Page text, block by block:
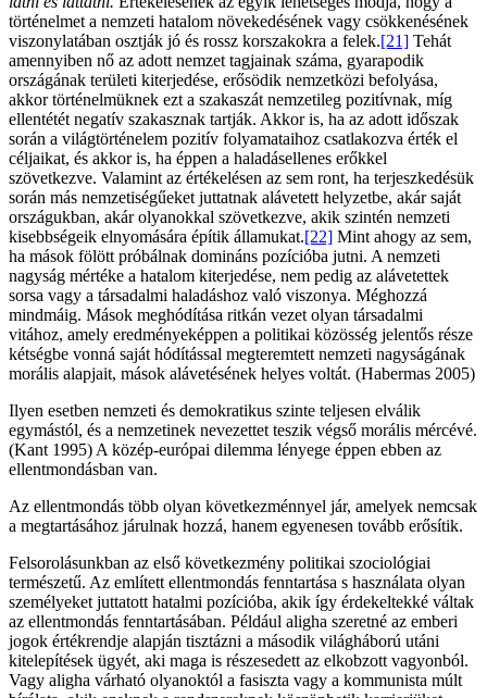
történelmet a nemzeti hatalom növekedésének vagy csökkenésének
viszonylatában osztják jó és rossz korszakokra a felek.[21] Tehát
amennyiben nő az adott nemzet tagjainak száma, gyarapodik
országának területi kiterjedése, erősödik nemzetközi befolyása,
akkor történelmüknek ezt a szakaszát nemzetileg pozitívnak, míg
ellentétét negatív szakasznak tartják. Akkor is, ha az adott időszak
során a világtörténelem pozitív folyamataihoz csatlakozva érték el
céljaikat, és akkor is, ha éppen a haladásellenes erőkkel
szövetkezve. Valamint az értékelésen az sem ront, ha terjeszkedésük
során más nemzetiségűeket juttatnak alávetett helyzetbe, akár saját
országukban, akár olyanokkal szövetkezve, akik szintén nemzeti
kisebbségeik elnyomására építik államukat.[22] Mint ahogy az sem,
ha mások fölött próbálnak domináns pozícióba jutni. A nemzeti
nagyság mértéke a hatalom kiterjedése, nem pedig az alávetettek
sorsa vagy a társadalmi haladáshoz való viszonya. Méghozzá
mindmáig. Mások meghódítása ritkán vezet olyan társadalmi
vitához, amely eredményeképpen a politikai közösség jelentős része
kétségbe vonná saját hódítással megteremtett nemzeti nagyságának
morális alapjait, mások alávetésének helyes voltát. (Habermas 2005)
Ilyen esetben nemzeti és demokratikus szinte teljesen elválik
egymástól, és a nemzetinek nevezettet teszik végső morális mércévé.
(Kant 1995) A közép-európai dilemma lényege éppen ebben az
ellentmondásban van.
Az ellentmondás több olyan következménnyel jár, amelyek nemcsak
a megtartásához járulnak hozzá, hanem egyenesen tovább erősítik.
Felsorolásunkban az első következmény politikai szociológiai
természetű. Az említett ellentmondás fenntartása s használata olyan
személyeket juttatott hatalmi pozícióba, akik így érdekeltekké váltak
az ellentmondás fenntartásában. Például aligha szeretné az emberi
jogok értékrendje alapján tisztázni a második világháború utáni
kitelepítések ügyét, aki maga is részesedett az elkobzott vagyonból.
Vagy aligha várható olyanoktól a fasiszta vagy a kommunista múlt